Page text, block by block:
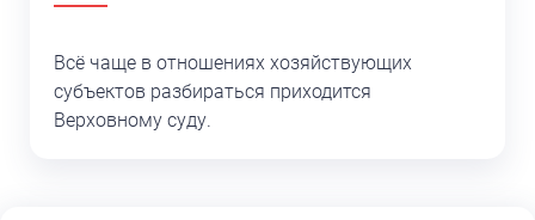
Всё чаще в отношениях хозяйствующих
субъектов разбираться приходится
Верховному суду.